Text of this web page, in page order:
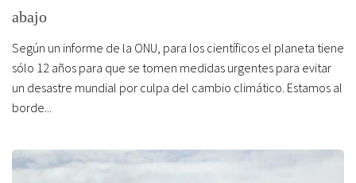
abajo
Según un informe de la ONU, para los científicos el planeta tiene
sólo 12 años para que se tomen medidas urgentes para evitar
un desastre mundial por culpa del cambio climático. Estamos al
borde...